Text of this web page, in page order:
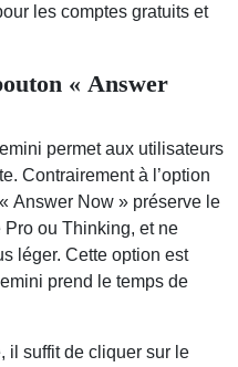
les comptes gratuits et
« Answer
permet aux utilisateurs
Contrairement à l’option
Answer Now » préserve le
Pro ou Thinking, et ne
léger. Cette option est
prend le temps de
il suffit de cliquer sur le